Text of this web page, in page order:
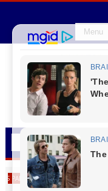
Prefeito de Reserva do